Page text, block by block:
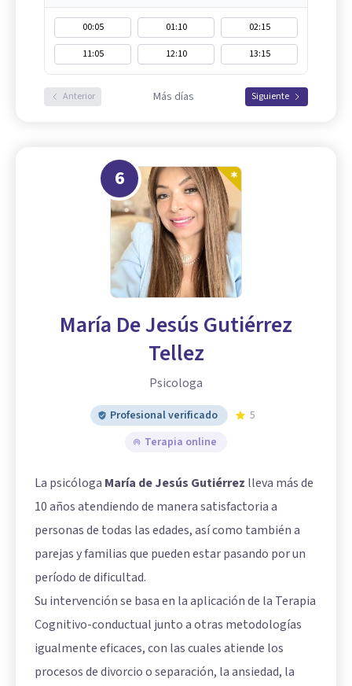
00:05 01:10
02:15
11:05
12:10 13:15
Anterior Más días Siguiente
6
María De Jesús Gutiérrez
Tellez
Psicologa
Profesional verificado
5
Terapia online
La psicóloga María de Jesús Gutiérrez lleva más de
10 años atendiendo de manera satisfactoria a
personas de todas las edades, así como también a
parejas y familias que pueden estar pasando por un
período de dificultad.
Su intervención se basa en la aplicación de la Terapia
Cognitivo-conductual junto a otras metodologías
igualmente eficaces, con las cuales atiende los
procesos de divorcio o separación, la ansiedad, la